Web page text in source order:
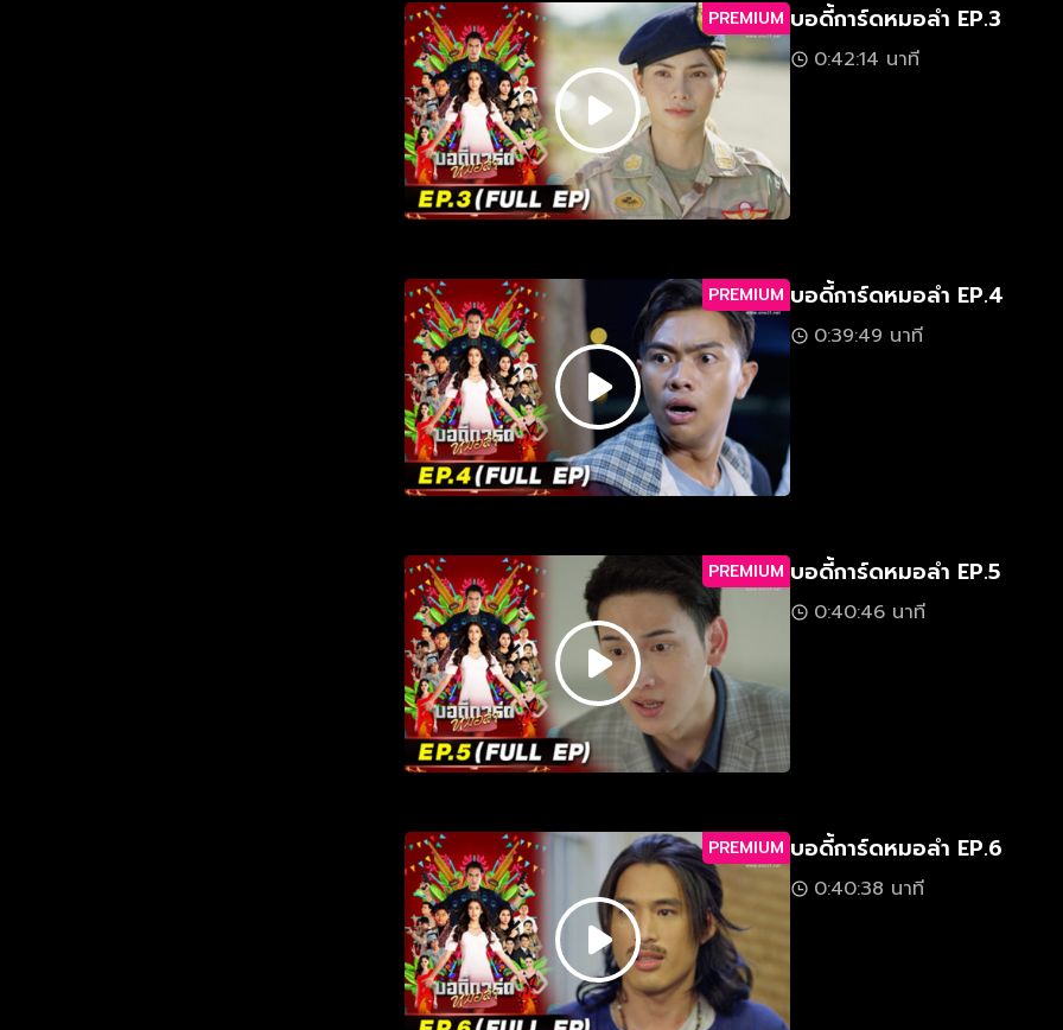
PREMIUM บอดี้การ์ดหมอลำ EP.3
0:42:14 นาที
PREMIUM บอดี้การ์ดหมอลำ EP.4
0:39:49 นาที
PREMIUM บอดี้การ์ดหมอลำ EP.5
0:40:46 นาที
PREMIUM บอดี้การ์ดหมอลำ EP.6
0:40:38 นาที